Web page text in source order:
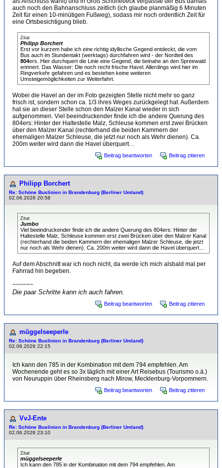
auch noch den Bahnanschluss zeitlich (ich glaube planmäßig 6 Minuten
Zeit für einen 10-minütigen Fußweg), sodass mir noch ordentlich Zeit für
eine Ortsbesichtigung blieb.
Zitat
Philipp Borchert
Erst vor kurzem habe ich eine richtig idyllische Gegend entdeckt, die vom
Bus auch im Stundentakt (werktags) durchfahren wird - der Nordteil des
804ers. Hier durchquert die Linie eine Gegend, die beinahe an den Spreewald
erinnert. Das Wasser: Die noch recht frische Havel. Allerdings wird hier im
Ringverkehr gefahren und es bestehen keine weiteren
Umsteigemöglichkeiten zur Weiterfahrt.
Wobei die Havel an der im Foto gezeigten Stelle nicht mehr so ganz
frisch ist, sondern schon ca. 1/3 ihres Weges zurückgelegt hat. Außerdem
hat sie an dieser Stelle schon den Malzer Kanal wieder in sich
aufgenommen. Viel beeindruckender finde ich die andere Querung des
804ers: Hinter der Haltestelle Malz, Schleuse kommen erst zwei Brücken
über den Malzer Kanal (rechterhand die beiden Kammern der
ehemaligen Malzer Schleuse, die jetzt nur noch als Wehr dienen). Ca.
200m weiter wird dann die Havel überquert…
Beitrag beantworten Beitrag zitieren
Philipp Borchert
Re: Schöne Buslinien in Brandenburg (Berliner Umland)
02.06.2026 20:58
Zitat
Jumbo
Viel beeindruckender finde ich die andere Querung des 804ers: Hinter der
Haltestelle Malz, Schleuse kommen erst zwei Brücken über den Malzer Kanal
(rechterhand die beiden Kammern der ehemaligen Malzer Schleuse, die jetzt
nur noch als Wehr dienen). Ca. 200m weiter wird dann die Havel überquert…
Auf dem Abschnitt war ich noch nicht, da werde ich mich alsbald mal per
Fahrrad hin begeben.
~~~~~~
Die paar Schritte kann ich auch fahren.
Beitrag beantworten Beitrag zitieren
müggelseeperle
Re: Schöne Buslinien in Brandenburg (Berliner Umland)
02.06.2026 22:15
Ich kann den 785 in der Kombination mit dem 794 empfehlen. Am
Wochenende geht es so 3x täglich mit einer Art Reisebus (Tourismo o.ä.)
von Neuruppin über Rheinsberg nach Mirow, Mecklenburg-Vorpommern.
Beitrag beantworten Beitrag zitieren
VvJ-Ente
Re: Schöne Buslinien in Brandenburg (Berliner Umland)
02.06.2026 23:10
Zitat
müggelseeperle
Ich kann den 785 in der Kombination mit dem 794 empfehlen. Am